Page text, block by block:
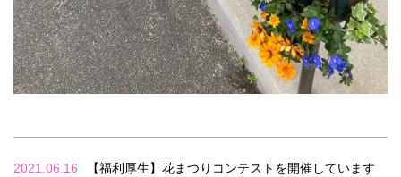
2021.06.16 【福利厚生】花まつりコンテストを開催しています